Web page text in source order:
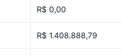
R$ 0,00
R$ 1.408.888,79